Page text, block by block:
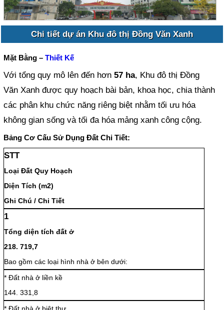
Chi tiết dự án Khu đô thị Đồng Văn Xanh
Mặt Bằng –Thiết Kế
Với tổng quy mô lên đến hơn57 ha, Khu đô thị Đồng
Văn Xanh được quy hoạch bài bản, khoa học, chia thành
các phân khu chức năng riêng biệt nhằm tối ưu hóa
không gian sống và tối đa hóa mảng xanh công cộng.
Bảng Cơ Cấu Sử Dụng Đất Chi Tiết:
STT
Loại Đất Quy Hoạch
Diện Tích (m2)
Ghi Chú / Chi Tiết
1
Tổng diện tích đất ở
218. 719,7
Bao gồm các loại hình nhà ở bên dưới:
* Đất nhà ở liền kề
144. 331,8